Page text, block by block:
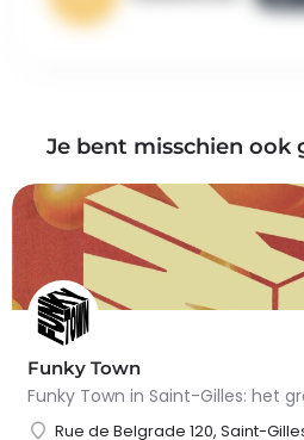
Je bent misschien ook
Funky Town
Rue de Belgrade 120, Saint-